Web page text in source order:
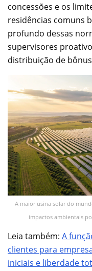
concessões e os
residências comuns
profundo dessas
supervisores
distribuição de
A maior usina solar do
impactos ambientais
Leia também: A
clientes para
iniciais e liberdade